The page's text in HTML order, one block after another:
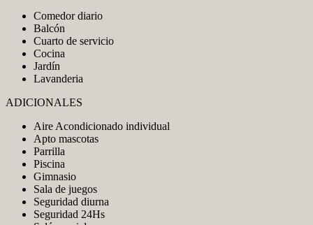
Comedor diario
Balcón
Cuarto de servicio
Cocina
Jardín
Lavanderia
ADICIONALES
Aire Acondicionado individual
Apto mascotas
Parrilla
Piscina
Gimnasio
Sala de juegos
Seguridad diurna
Seguridad 24Hs